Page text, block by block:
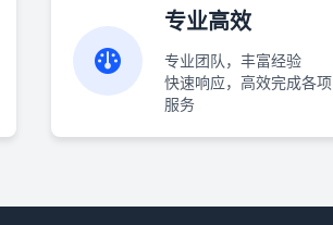
专业高效
专业团队，丰富经验
快速响应，高效完成各项
服务